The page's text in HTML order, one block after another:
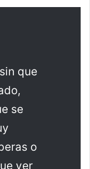
que
se
o
ver